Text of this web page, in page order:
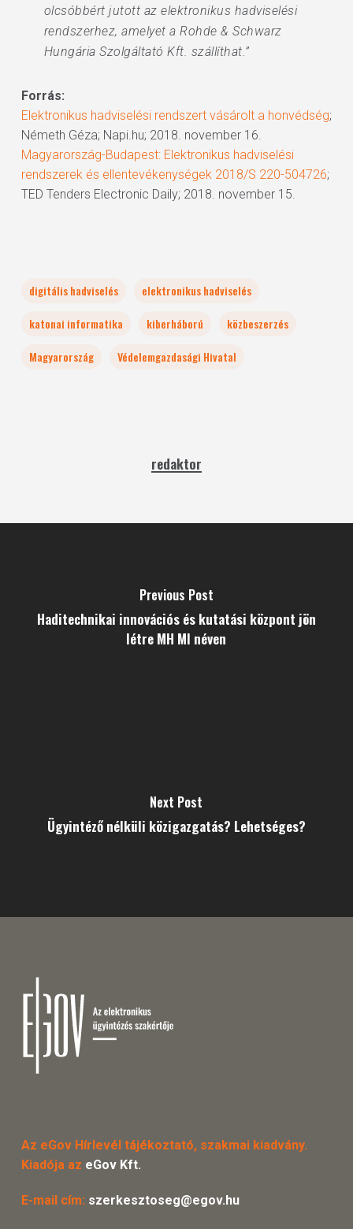
olcsóbbért jutott az elektronikus hadviselési
rendszerhez, amelyet a Rohde & Schwarz
Hungária Szolgáltató Kft. szállíthat.”
Forrás:
Elektronikus hadviselési rendszert vásárolt a honvédség;
Németh Géza; Napi.hu; 2018. november 16.
Magyarország-Budapest: Elektronikus hadviselési
rendszerek és ellentevékenységek 2018/S 220-504726;
TED Tenders Electronic Daily; 2018. november 15.
digitális hadviselés
elektronikus hadviselés
katonai informatika
kiberháború
közbeszerzés
Magyarország
Védelemgazdasági Hivatal
redaktor
Previous Post
Haditechnikai innovációs és kutatási központ jön
létre MH MI néven
Next Post
Ügyintéző nélküli közigazgatás? Lehetséges?
Az eGov Hírlevél tájékoztató, szakmai kiadvány.
Kiadója az eGov Kft.
E-mail cím: szerkesztoseg@egov.hu